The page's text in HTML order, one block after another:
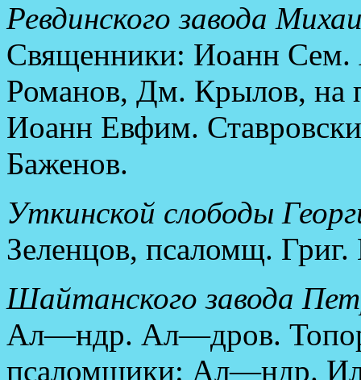
Ревдинского завода
Священники: Иоанн Сем.
Романов, Дм. Крылов, на
Иоанн Евфим.
Баженов.
Уткинской слободы
Зеленцов, псаломщ.
Шайтанского завода
Ал—ндр. Ал—дров.
псаломщики: Ал—ндр.